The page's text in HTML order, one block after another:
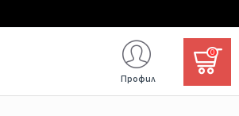
Профил
0